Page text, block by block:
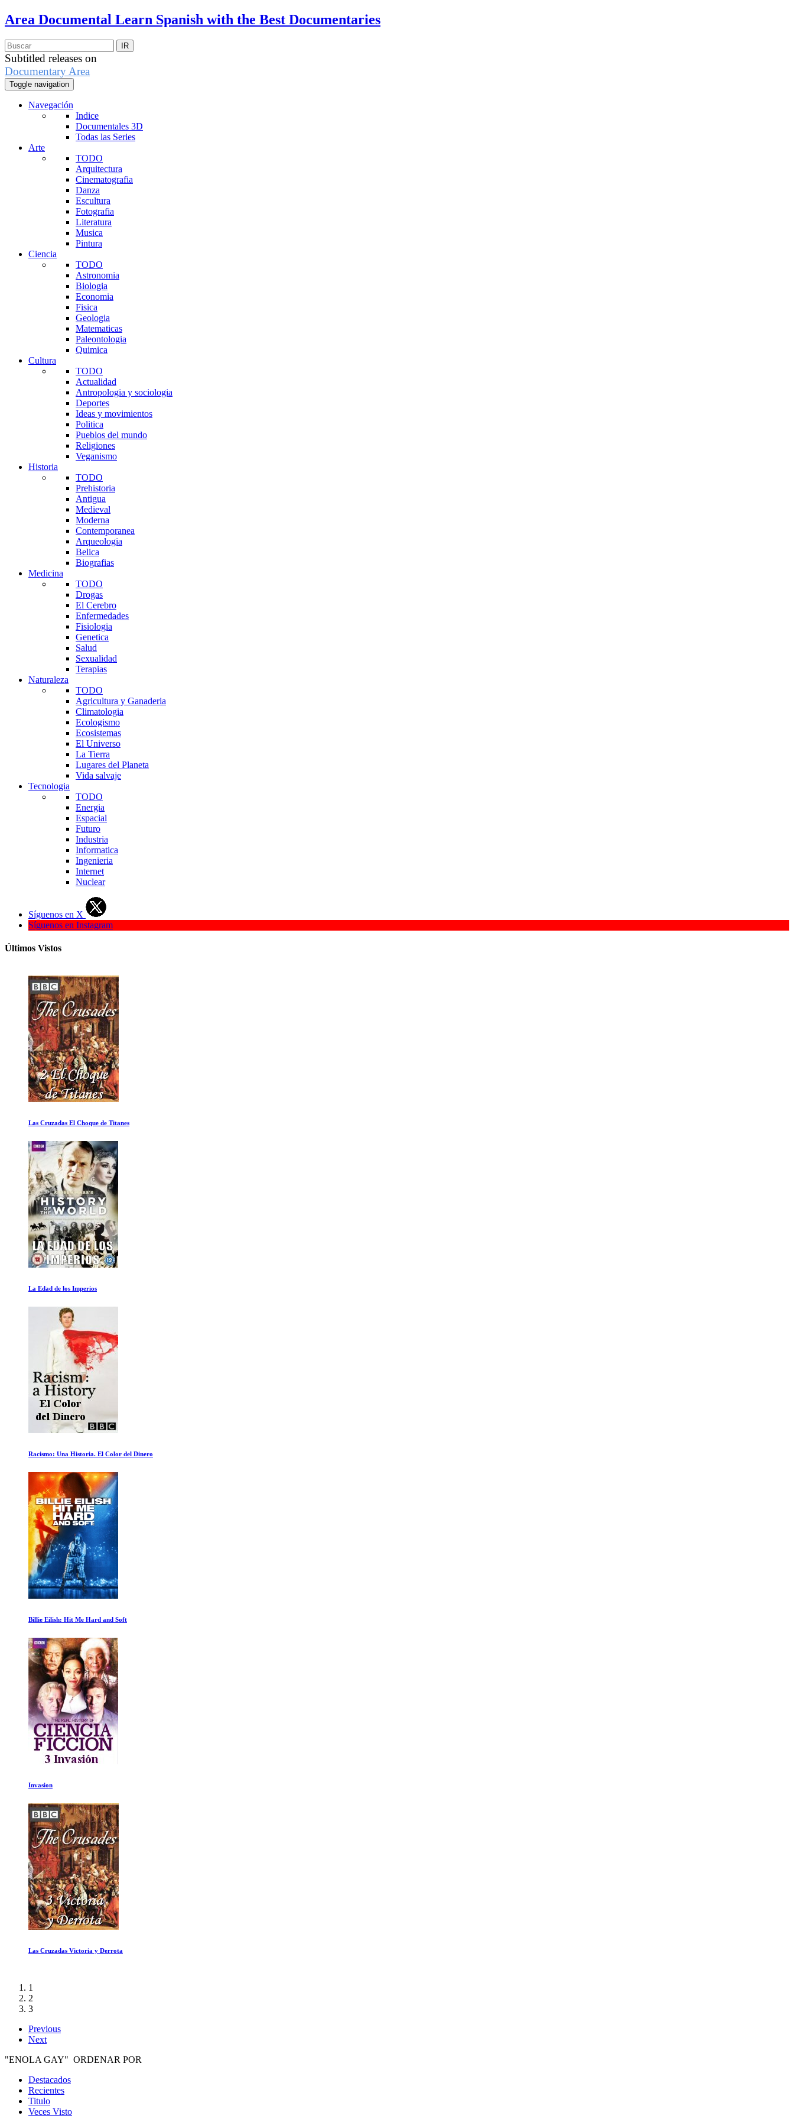
Area Documental Learn Spanish with the Best Documentaries
Subtitled releases on
Documentary Area
Toggle navigation
Navegación
Indice
Documentales 3D
Todas las Series
Arte
TODO
Arquitectura
Cinematografia
Danza
Escultura
Fotografia
Literatura
Musica
Pintura
Ciencia
TODO
Astronomia
Biologia
Economia
Fisica
Geologia
Matematicas
Paleontologia
Quimica
Cultura
TODO
Actualidad
Antropologia y sociologia
Deportes
Ideas y movimientos
Politica
Pueblos del mundo
Religiones
Veganismo
Historia
TODO
Prehistoria
Antigua
Medieval
Moderna
Contemporanea
Arqueologia
Belica
Biografias
Medicina
TODO
Drogas
El Cerebro
Enfermedades
Fisiologia
Genetica
Salud
Sexualidad
Terapias
Naturaleza
TODO
Agricultura y Ganaderia
Climatologia
Ecologismo
Ecosistemas
El Universo
La Tierra
Lugares del Planeta
Vida salvaje
Tecnologia
TODO
Energia
Espacial
Futuro
Industria
Informatica
Ingenieria
Internet
Nuclear
Síguenos en X
Síguenos en Instagram
Últimos Vistos
Estrechando la red
Helvetica
Tiburones
Los 14 ochomiles: No hay nada imposible
Pompeya antes del desastre con Tom Hiddleston
La Cueva de los Sueños Olvidados
1
2
3
Previous
Next
"ENOLA GAY" ORDENAR POR
Destacados
Recientes
Titulo
Veces Visto